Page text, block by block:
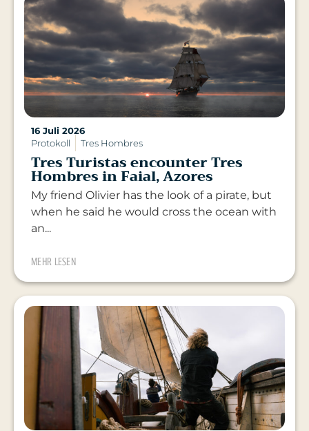
16 Juli 2026
Protokoll
Tres Hombres
Tres Turistas encounter Tres
Hombres in Faial, Azores
My friend Olivier has the look of a pirate, but
when he said he would cross the ocean with
an...
MEHR LESEN